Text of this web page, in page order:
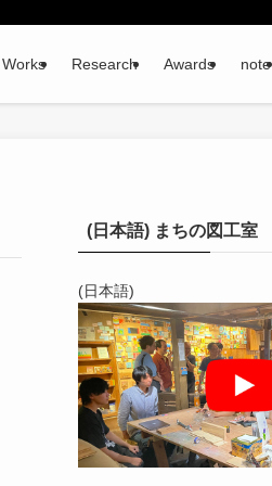
Works Research Awards note
(日本語) まちの図工室
(日本語)